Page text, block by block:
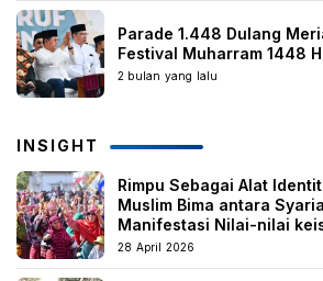
Parade 1.448 Dulang
Festival Muharram 1448
2 bulan yang lalu
INSIGHT
Rimpu Sebagai Alat
Muslim Bima antara
Manifestasi Nilai-nilai
28 April 2026